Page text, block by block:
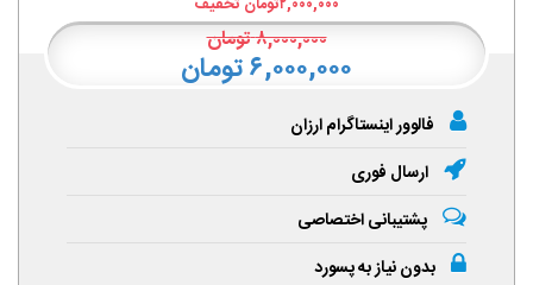
۲,۰۰۰,۰۰۰تومان تخفیف
۸,۰۰۰,۰۰۰تومان
۶,۰۰۰,۰۰۰ تومان
فالوور اینستاگرام ارزان
ارسال فوری
پشتیبانی اختصاصی
بدون نیاز به پسورد